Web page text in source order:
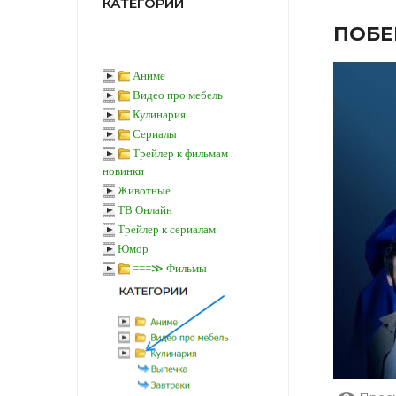
Аниме
Видео про мебель
Кулинария
Сериалы
Трейлер к фильмам
новинки
Животные
ТВ Онлайн
Трейлер к сериалам
Юмор
===≫ Фильмы